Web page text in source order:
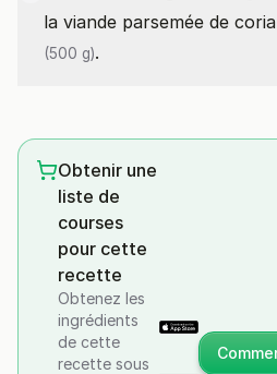
la viande parsemée de
(500 g).
Obtenir une
liste de
courses
pour cette
recette
Obtenez les
ingrédients
de cette
recette sous